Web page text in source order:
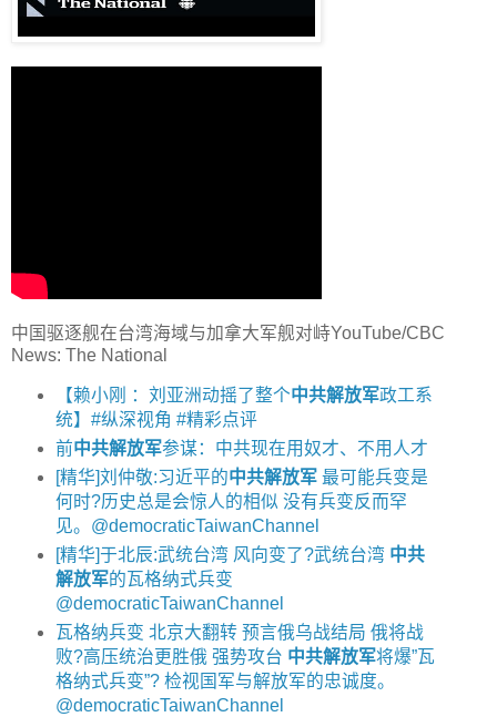
中国驱逐舰在台湾海域与加拿大军舰对峙YouTube/CBC
News: The National
【赖小刚 ：刘亚洲动摇了整个中共解放军政工系
统】#纵深视角 #精彩点评
前中共解放军参谋：中共现在用奴才、不用人才
[精华]刘仲敬:习近平的中共解放军最可能兵变是
何时?历史总是会惊人的相似 没有兵变反而罕
见。@democraticTaiwanChannel
[精华]于北辰:武统台湾 风向变了?武统台湾 中共
解放军的瓦格纳式兵变
@democraticTaiwanChannel
瓦格纳兵变 北京大翻转 预言俄乌战结局 俄将战
败?高压统治更胜俄 强势攻台 中共解放军将爆”瓦
格纳式兵变”? 检视国军与解放军的忠诚度。
@democraticTaiwanChannel